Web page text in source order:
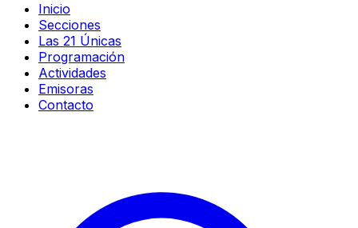
Inicio
Secciones
Las 21 Únicas
Programación
Actividades
Emisoras
Contacto